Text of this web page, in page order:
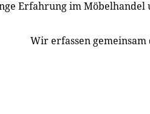
Erfahrung im Möbelhandel
Wir erfassen